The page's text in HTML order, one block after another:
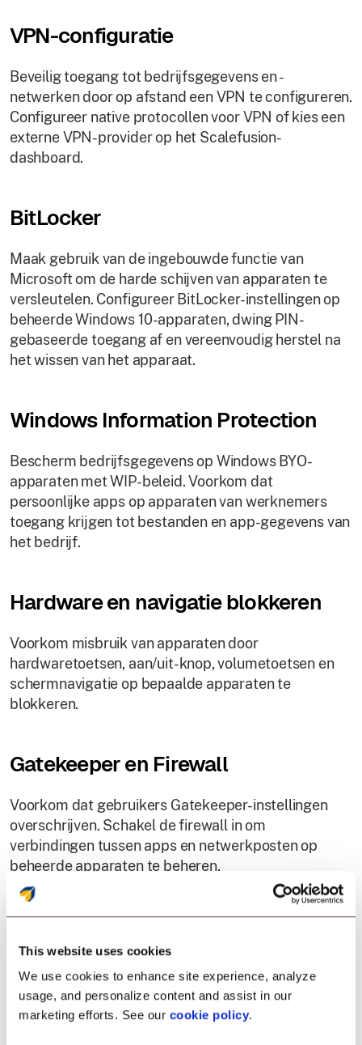
This website uses cookies
We use cookies to enhance site experience, analyze
usage, and personalize content and assist in our
marketing efforts. See our cookie policy.
VPN-configuratie
Beveilig toegang tot bedrijfsgegevens en -
netwerken door op afstand een VPN te configureren.
Configureer native protocollen voor VPN of kies een
externe VPN-provider op het Scalefusion-
dashboard.
BitLocker
Maak gebruik van de ingebouwde functie van
Microsoft om de harde schijven van apparaten te
versleutelen. Configureer BitLocker-instellingen op
beheerde Windows 10-apparaten, dwing PIN-
gebaseerde toegang af en vereenvoudig herstel na
het wissen van het apparaat.
Windows Information Protection
Bescherm bedrijfsgegevens op Windows BYO-
apparaten met WIP-beleid. Voorkom dat
persoonlijke apps op apparaten van werknemers
toegang krijgen tot bestanden en app-gegevens van
het bedrijf.
Hardware en navigatie blokkeren
Voorkom misbruik van apparaten door
hardwaretoetsen, aan/uit-knop, volumetoetsen en
schermnavigatie op bepaalde apparaten te
blokkeren.
Gatekeeper en Firewall
Voorkom dat gebruikers Gatekeeper-instellingen
overschrijven. Schakel de firewall in om
verbindingen tussen apps en netwerkposten op
beheerde apparaten te beheren.
FileVault
Maak gebruik van het ingebouwde volledige
schijfversleutelingsprogramma van macOS en
versleutel de schijfgegevens op beheerde macOS-